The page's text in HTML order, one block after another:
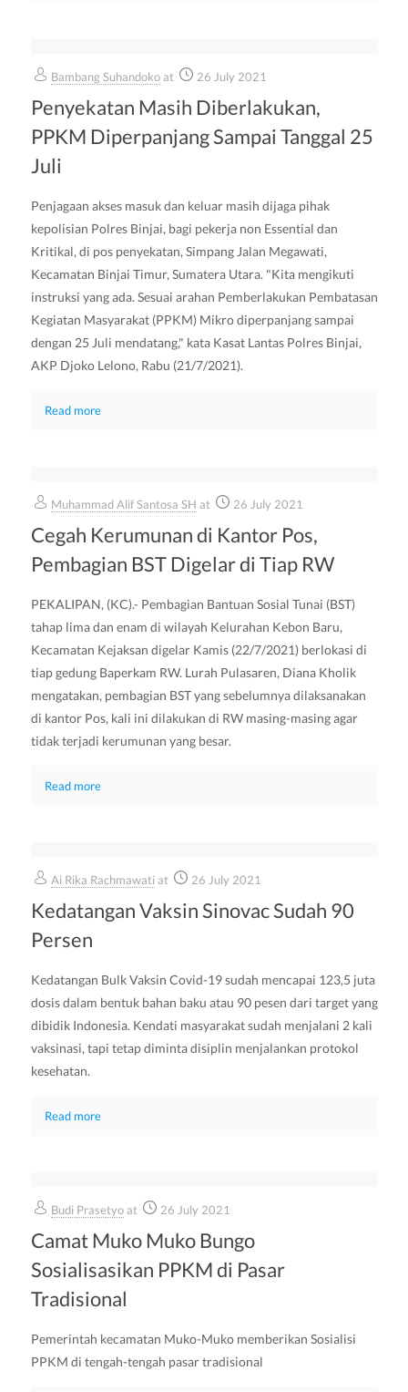
Bambang Suhandoko at 26 July 2021
Penyekatan Masih Diberlakukan,
PPKM Diperpanjang Sampai Tanggal 25
Juli
Penjagaan akses masuk dan keluar masih dijaga pihak
kepolisian Polres Binjai, bagi pekerja non Essential dan
Kritikal, di pos penyekatan, Simpang Jalan Megawati,
Kecamatan Binjai Timur, Sumatera Utara. "Kita mengikuti
instruksi yang ada. Sesuai arahan Pemberlakukan Pembatasan
Kegiatan Masyarakat (PPKM) Mikro diperpanjang sampai
dengan 25 Juli mendatang," kata Kasat Lantas Polres Binjai,
AKP Djoko Lelono, Rabu (21/7/2021).
Read more
Muhammad Alif Santosa SH at 26 July 2021
Cegah Kerumunan di Kantor Pos,
Pembagian BST Digelar di Tiap RW
PEKALIPAN, (KC).- Pembagian Bantuan Sosial Tunai (BST)
tahap lima dan enam di wilayah Kelurahan Kebon Baru,
Kecamatan Kejaksan digelar Kamis (22/7/2021) berlokasi di
tiap gedung Baperkam RW. Lurah Pulasaren, Diana Kholik
mengatakan, pembagian BST yang sebelumnya dilaksanakan
di kantor Pos, kali ini dilakukan di RW masing-masing agar
tidak terjadi kerumunan yang besar.
Read more
Ai Rika Rachmawati at 26 July 2021
Kedatangan Vaksin Sinovac Sudah 90
Persen
Kedatangan Bulk Vaksin Covid-19 sudah mencapai 123,5 juta
dosis dalam bentuk bahan baku atau 90 pesen dari target yang
dibidik Indonesia. Kendati masyarakat sudah menjalani 2 kali
vaksinasi, tapi tetap diminta disiplin menjalankan protokol
kesehatan.
Read more
Budi Prasetyo at 26 July 2021
Camat Muko Muko Bungo
Sosialisasikan PPKM di Pasar
Tradisional
Pemerintah kecamatan Muko-Muko memberikan Sosialisi
PPKM di tengah-tengah pasar tradisional